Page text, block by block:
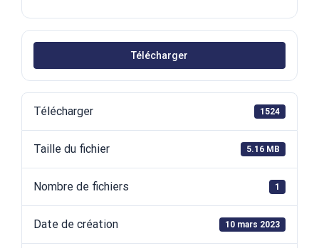
Télécharger
Télécharger 1524
Taille du fichier 5.16 MB
Nombre de fichiers 1
Date de création 10 mars 2023